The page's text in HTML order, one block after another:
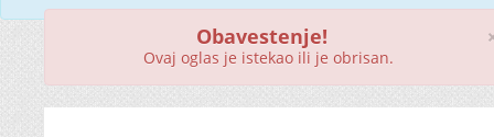
Obavestenje!
Ovaj oglas je istekao ili je obrisan.